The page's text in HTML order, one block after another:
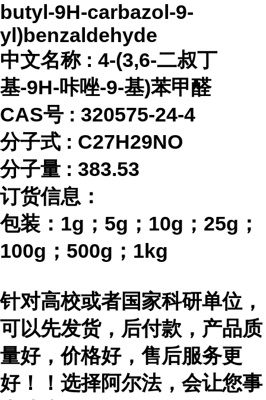
butyl-9H-carbazol-9-
yl)benzaldehyde
中文名称 : 4-(3,6-二叔丁
基-9H-咔唑-9-基)苯甲醛
CAS号 : 320575-24-4
分子式 : C27H29NO
分子量 : 383.53
订货信息：
包装： 1g；5g；10g；25g；
100g；500g；1kg
针对高校或者国家科研单位，
可以先发货，后付款，产品质
量好，价格好，售后服务更
好！！选择阿尔法，会让您事